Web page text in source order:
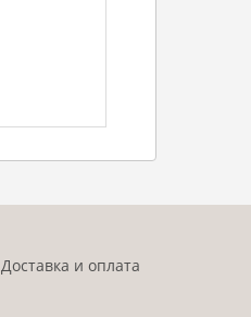
Доставка и оплата